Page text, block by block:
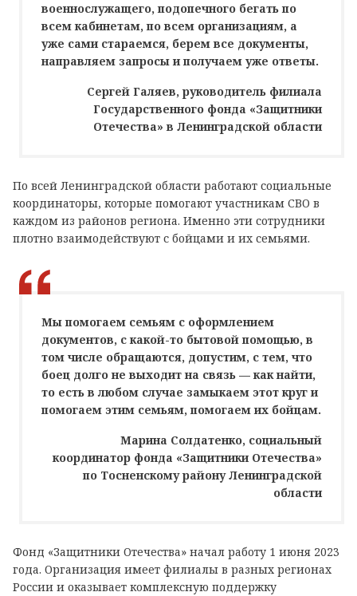
военнослужащего, подопечного бегать по
всем кабинетам, по всем организациям, а
уже сами стараемся, берем все документы,
направляем запросы и получаем уже ответы.
Сергей Галяев, руководитель филиала
Государственного фонда «Защитники
Отечества» в Ленинградской области
По всей Ленинградской области работают социальные
координаторы, которые помогают участникам СВО в
каждом из районов региона. Именно эти сотрудники
плотно взаимодействуют с бойцами и их семьями.
Мы помогаем семьям с оформлением
документов, с какой-то бытовой помощью, в
том числе обращаются, допустим, с тем, что
боец долго не выходит на связь — как найти,
то есть в любом случае замыкаем этот круг и
помогаем этим семьям, помогаем их бойцам.
Марина Солдатенко, социальный
координатор фонда «Защитники Отечества»
по Тосненскому району Ленинградской
области
Фонд «Защитники Отечества» начал работу 1 июня 2023
года. Организация имеет филиалы в разных регионах
России и оказывает комплексную поддержку